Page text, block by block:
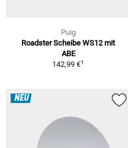
Puig
Roadster Scheibe WS12 mit
ABE
142,99 €1
NEU